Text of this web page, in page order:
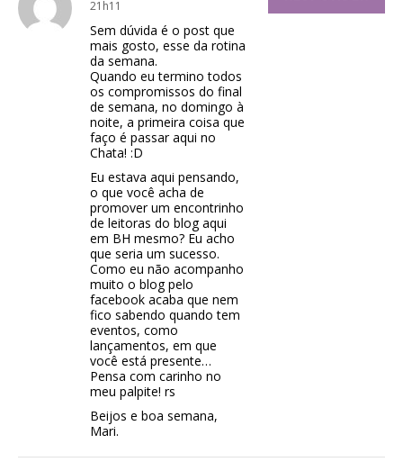
21h11
Sem dúvida é o post que
mais gosto, esse da rotina
da semana.
Quando eu termino todos
os compromissos do final
de semana, no domingo à
noite, a primeira coisa que
faço é passar aqui no
Chata! :D
Eu estava aqui pensando,
o que você acha de
promover um encontrinho
de leitoras do blog aqui
em BH mesmo? Eu acho
que seria um sucesso.
Como eu não acompanho
muito o blog pelo
facebook acaba que nem
fico sabendo quando tem
eventos, como
lançamentos, em que
você está presente…
Pensa com carinho no
meu palpite! rs
Beijos e boa semana,
Mari.